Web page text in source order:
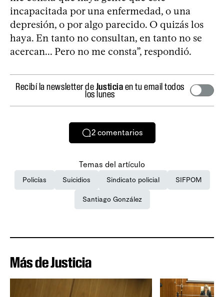
incapacitada por una enfermedad, o una
depresión, o por algo parecido. O quizás los
haya. En tanto no consultan, en tanto no se
acercan... Pero no me consta”, respondió.
Recibí la newsletter deJusticiaen tu email todos
los lunes
2 comentarios
Temas del artículo
Policías Suicidios Sindicato policial SIFPOM
Santiago González
Más de Justicia